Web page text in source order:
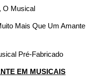
O Musical
Mais Que Um Amante
Pré-Fabricado
EM MUSICAIS